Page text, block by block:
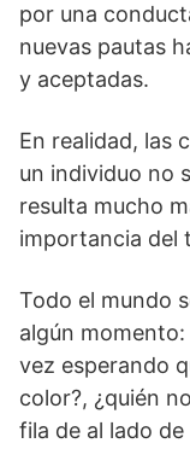
por una
nuevas pautas
y aceptadas.
En realidad, las
un individuo no
resulta mucho
importancia del
Todo el mundo
algún
vez esperando
color?, ¿quién
fila de al lado de